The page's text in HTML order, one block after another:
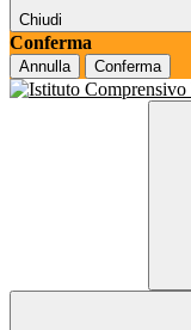
Chiudi
Conferma
Annulla Conferma